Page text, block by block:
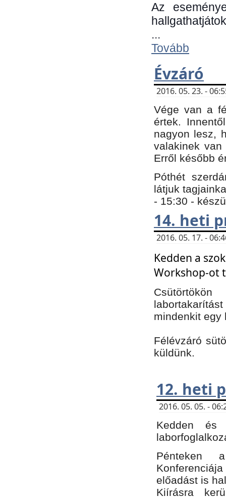
Az
...
Tovább
Évzáró
2016. 05. 23. -
Vége van a
értek.
nagyon lesz,
valakinek
Erről később
Póthét
látjuk
- 15:30 -
14. heti
2016. 05. 17. -
Kedden a
Workshop-ot
mindenkit
Félévzáró
küldünk.
12. heti
2016. 05. 05. -
Kedden és
Pénteken
előadást is
Kiírásra